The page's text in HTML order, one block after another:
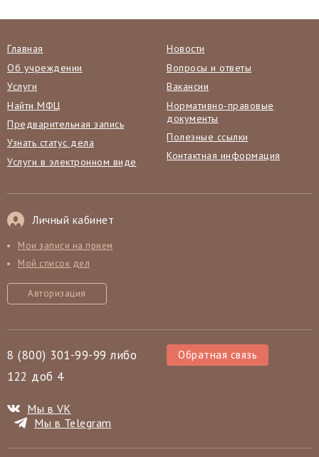
Главная
Об учреждении
Услуги
Найти МФЦ
Предварительная запись
Узнать статус дела
Услуги в электронном виде
Новости
Вопросы и ответы
Вакансии
Нормативно-правовые
документы
Полезные ссылки
Контактная информация
Личный кабинет
Мои записи на прием
Мой список дел
Авторизация
8 (800) 301-99-99 либо
122 доб 4
Обратная связь
Мы в VK
Мы в Telegram